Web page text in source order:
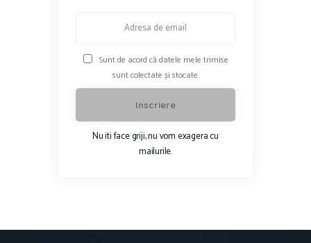
Sunt de acord că datele mele trimise
sunt colectate și stocate.
Nu iti face griji, nu vom exagera cu
mailurile.